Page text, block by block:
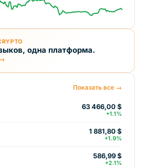
одна платформа.
Показать все →
63 466,00 $
+1.1%
1 881,80 $
+1.9%
586,99 $
+2.1%